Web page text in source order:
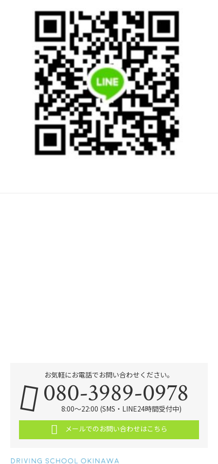
お気軽にお電話でお問い合わせください。
080-3989-0978
8:00～22:00 (SMS・LINE24時間受付中)
メールでのお問い合わせはこちら